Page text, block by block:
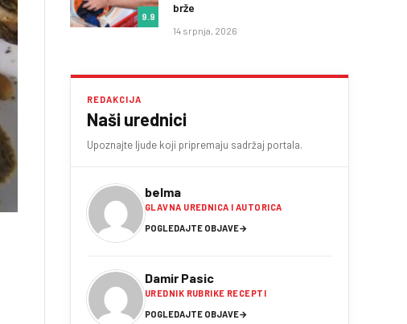
9.9
brže
14 srpnja, 2026
REDAKCIJA
Naši urednici
Upoznajte ljude koji pripremaju sadržaj portala.
belma
GLAVNA UREDNICA I AUTORICA
POGLEDAJTE OBJAVE→
Damir Pasic
UREDNIK RUBRIKE RECEPTI
POGLEDAJTE OBJAVE→